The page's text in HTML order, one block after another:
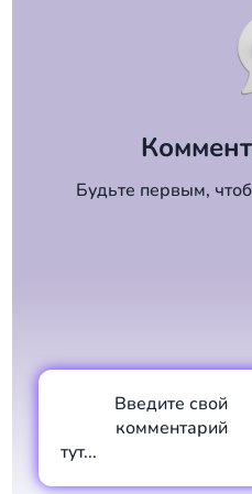
Будьте первым,
Введите свой
комментарий
тут...